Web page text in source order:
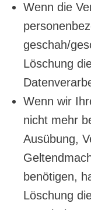
Wenn die
geschah/
Löschung
Wenn wir
nicht mehr
Ausübung,
benötigen,
Löschung